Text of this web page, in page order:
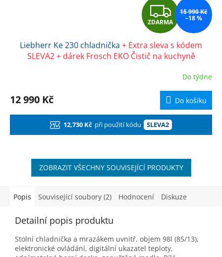
Z
D
A
R
M
A
ZDARMA
15 990 Kč
–18 %
Liebherr Ke 230 chladnička + Extra sleva s kódem
SLEVA2 + dárek Frosch EKO Čistič na kuchyně
Do týdne
12 990 Kč Do košíku
12,730 Kč při použití kódu SLEVA2
ZOBRAZIT VŠECHNY SOUVISEJÍCÍ PRODUKTY
Popis Související soubory (2) Hodnocení Diskuze
Detailní popis produktu
Stolní chladnička a mrazákem uvnitř, objem 98l (85/13),
elektronické ovládání, digitální ukazatel teploty,